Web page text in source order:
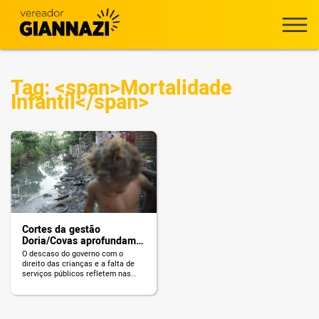
Tag: <span>Mortalidade
Infantil</span>
Cortes da gestão
Doria/Covas aprofundam
mortalidade infantil
O descaso do governo com o
direito das crianças e a falta de
serviços públicos refletem nas
infantil.